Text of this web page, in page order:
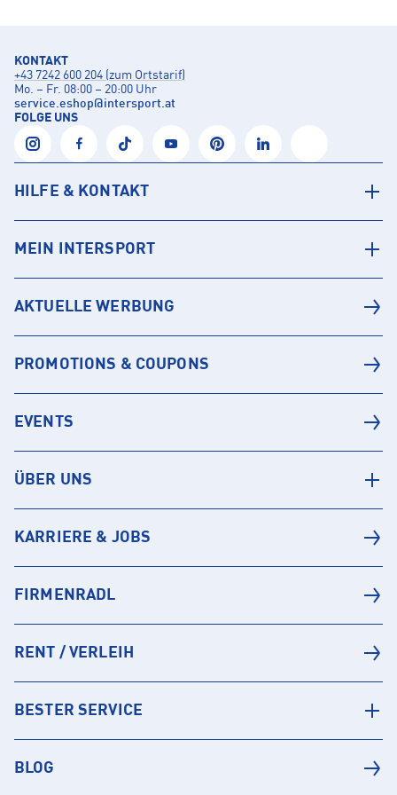
KONTAKT
+43 7242 600 204 (zum Ortstarif)
Mo. – Fr. 08:00 – 20:00 Uhr
service.eshop@intersport.at
FOLGE UNS
HILFE & KONTAKT
MEIN INTERSPORT
AKTUELLE WERBUNG
PROMOTIONS & COUPONS
EVENTS
ÜBER UNS
KARRIERE & JOBS
FIRMENRADL
RENT / VERLEIH
BESTER SERVICE
BLOG